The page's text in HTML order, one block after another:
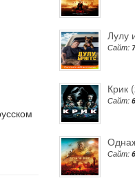
Лулу
Сайт:
Крик
Сайт:
Сайт: